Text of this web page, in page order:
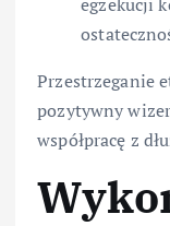
Przestrzeganie
pozytywny
współpracę z